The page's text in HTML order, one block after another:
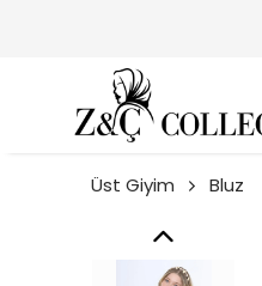
Üst Giyim Bluz